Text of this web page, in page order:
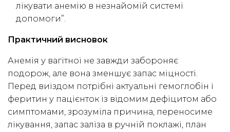
лікувати анемію в незнайомій системі
допомоги”.
Практичний висновок
Анемія у вагітної не завжди забороняє
подорож, але вона зменшує запас міцності.
Перед виїздом потрібні актуальні гемоглобін і
феритин у пацієнток із відомим дефіцитом або
симптомами, зрозуміла причина, переносиме
лікування, запас заліза в ручній поклажі, план